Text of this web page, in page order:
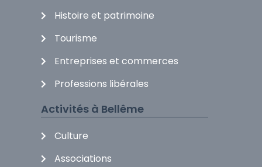
Histoire et patrimoine
Tourisme
Entreprises et commerces
Professions libérales
Activités à Bellême
Culture
Associations